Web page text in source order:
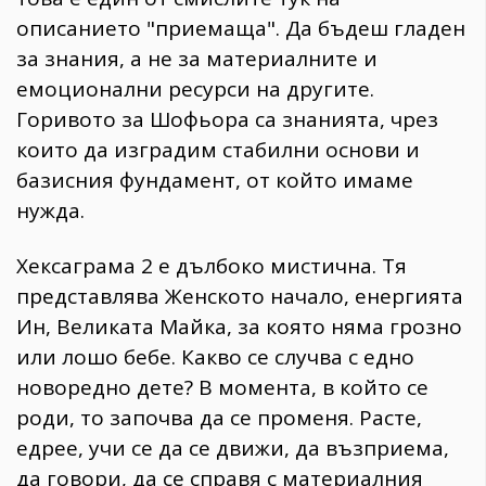
описанието "приемаща". Да бъдеш гладен
за знания, а не за материалните и
емоционални ресурси на другите.
Горивото за Шофьора са знанията, чрез
които да изградим стабилни основи и
базисния фундамент, от който имаме
нужда.
Хексаграма 2 е дълбоко мистична. Тя
представлява Женското начало, енергията
Ин, Великата Майка, за която няма грозно
или лошо бебе. Какво се случва с едно
новоредно дете? В момента, в който се
роди, то започва да се променя. Расте,
едрее, учи се да се движи, да възприема,
да говори, да се справя с материалния